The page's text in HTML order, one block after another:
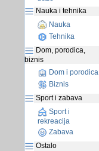
Nauka i tehnika
Nauka
Tehnika
Dom, porodica,
biznis
Dom i porodica
Biznis
Sport i zabava
Sport i
rekreacija
Zabava
Ostalo